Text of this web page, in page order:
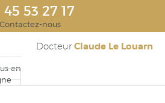
45 53 27 17
Contactez-nous
Docteur Claude Le Louarn
en